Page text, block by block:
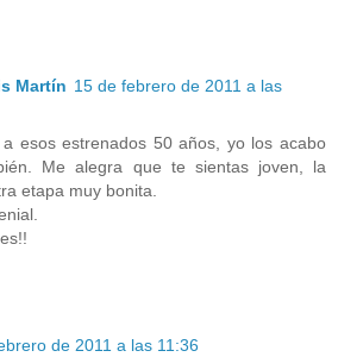
Martín 15 de febrero de 2011 a las
a esos estrenados 50 años, yo los acabo
Me alegra que te sientas joven, la
etapa muy bonita.
de 2011 a las 11:36